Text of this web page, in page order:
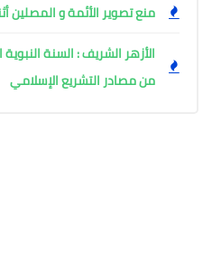
منع تصوير الأئمة و المصلين
الأزهر الشريف : السنة
من مصادر التشريع الإسلامي